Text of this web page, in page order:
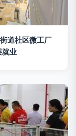
道社区微工厂
就业